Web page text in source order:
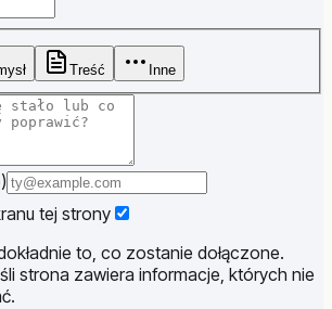
Treść Inne
tej strony
to, co zostanie dołączone.
strona zawiera informacje, których nie